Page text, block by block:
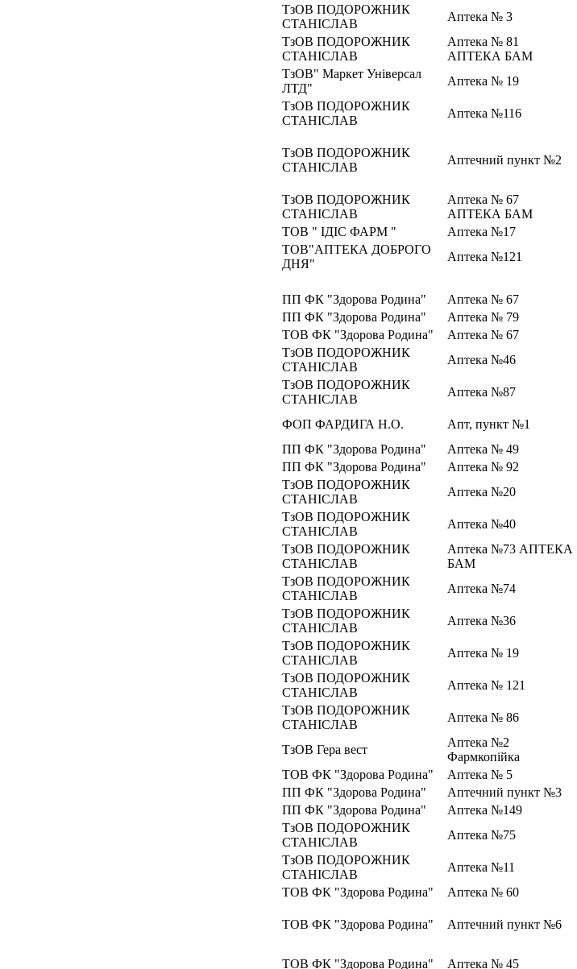
ТзОВ ПОДОРОЖНИК
СТАНІСЛАВ
Аптека № 3
ТзОВ ПОДОРОЖНИК
СТАНІСЛАВ
Аптека № 81
АПТЕКА БАМ
ТзОВ" Маркет Універсал
ЛТД"
Аптека № 19
ТзОВ ПОДОРОЖНИК
СТАНІСЛАВ
Аптека №116
ТзОВ ПОДОРОЖНИК
СТАНІСЛАВ
Аптечний пункт №2
ТзОВ ПОДОРОЖНИК
СТАНІСЛАВ
Аптека № 67
АПТЕКА БАМ
ТОВ " ІДІС ФАРМ "
Аптека №17
ТОВ"АПТЕКА ДОБРОГО
ДНЯ"
Аптека №121
ПП ФК "Здорова Родина"
Аптека № 67
ПП ФК "Здорова Родина"
Аптека № 79
ТОВ ФК "Здорова Родина"
Аптека № 67
ТзОВ ПОДОРОЖНИК
СТАНІСЛАВ
Аптека №46
ТзОВ ПОДОРОЖНИК
СТАНІСЛАВ
Аптека №87
ФОП ФАРДИГА Н.О. Апт, пункт №1
ПП ФК "Здорова Родина"
Аптека № 49
ПП ФК "Здорова Родина"
Аптека № 92
ТзОВ ПОДОРОЖНИК
СТАНІСЛАВ
Аптека №20
ТзОВ ПОДОРОЖНИК
СТАНІСЛАВ
Аптека №40
ТзОВ ПОДОРОЖНИК
СТАНІСЛАВ
Аптека №73 АПТЕКА
БАМ
ТзОВ ПОДОРОЖНИК
СТАНІСЛАВ
Аптека №74
ТзОВ ПОДОРОЖНИК
СТАНІСЛАВ
Аптека №36
ТзОВ ПОДОРОЖНИК
СТАНІСЛАВ
Аптека № 19
ТзОВ ПОДОРОЖНИК
СТАНІСЛАВ
Аптека № 121
ТзОВ ПОДОРОЖНИК
СТАНІСЛАВ
Аптека № 86
ТзОВ Гера вест
Аптека №2
Фармкопійка
ТОВ ФК "Здорова Родина"
Аптека № 5
ПП ФК "Здорова Родина"
Аптечний пункт №3
ПП ФК "Здорова Родина"
Аптека №149
ТзОВ ПОДОРОЖНИК
СТАНІСЛАВ
Аптека №75
ТзОВ ПОДОРОЖНИК
СТАНІСЛАВ
Аптека №11
ТОВ ФК "Здорова Родина"
Аптека № 60
ТОВ ФК "Здорова Родина" Аптечний пункт №6
ТОВ ФК "Здорова Родина"
Аптека № 45